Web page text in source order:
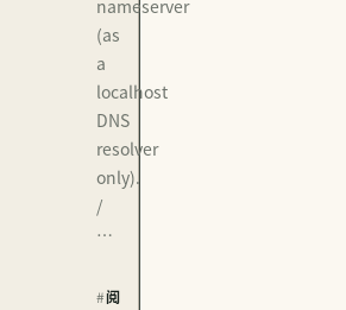
nameserver
(as
a
localhost
DNS
resolver
only).
/
…
#阅